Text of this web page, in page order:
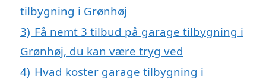
tilbygning i Grønhøj
3) Få nemt 3 tilbud på garage tilbygning i
Grønhøj, du kan være tryg ved
4) Hvad koster garage tilbygning i